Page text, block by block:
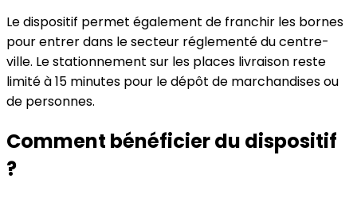
Le dispositif permet également de franchir les bornes
pour entrer dans le secteur réglementé du centre-
ville. Le stationnement sur les places livraison reste
limité à 15 minutes pour le dépôt de marchandises ou
de personnes.
Comment bénéficier du dispositif
?